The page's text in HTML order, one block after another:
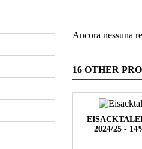
Ancora nessuna
16 OTHER
2024/25 -